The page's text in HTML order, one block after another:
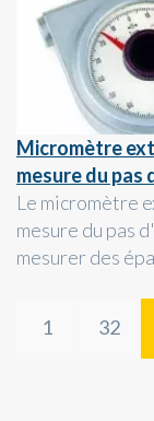
Micromètre
mesure du pas
Le micromètre
mesure du pas
mesurer des
1 32